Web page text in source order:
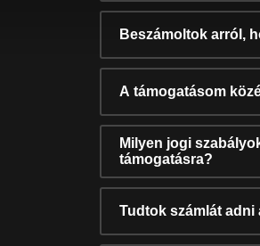
Beszámoltok arról,
A támogatásom
Milyen jogi
támogatásra?
Tudtok számlát adni